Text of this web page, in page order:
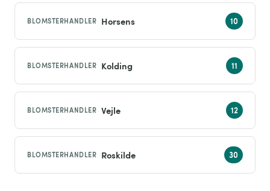
BLOMSTERHANDLER Horsens
BLOMSTERHANDLER Kolding
BLOMSTERHANDLER Vejle
BLOMSTERHANDLER Roskilde